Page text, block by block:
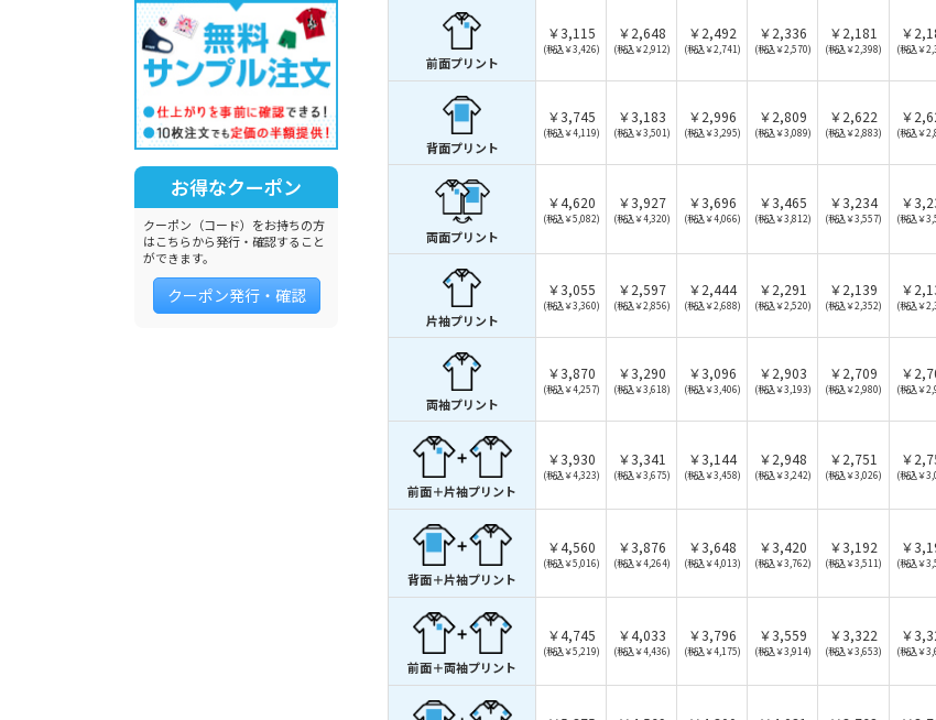
前面プリント
￥3,115
(税込￥3,426)
￥2,648
(税込￥2,912)
￥2,492
(税込￥2,741)
￥2,336
(税込￥2,570)
￥2,181
(税込￥2,398)
￥
(税込￥
背面プリント
￥3,745
(税込￥4,119)
￥3,183
(税込￥3,501)
￥2,996
(税込￥3,295)
￥2,809
(税込￥3,089)
￥2,622
(税込￥2,883)
￥
(税込￥
両面プリント
￥4,620
(税込￥5,082)
￥3,927
(税込￥4,320)
￥3,696
(税込￥4,066)
￥3,465
(税込￥3,812)
￥3,234
(税込￥3,557)
￥
(税込￥
片袖プリント
￥3,055
(税込￥3,360)
￥2,597
(税込￥2,856)
￥2,444
(税込￥2,688)
￥2,291
(税込￥2,520)
￥2,139
(税込￥2,352)
￥
(税込￥
両袖プリント
￥3,870
(税込￥4,257)
￥3,290
(税込￥3,618)
￥3,096
(税込￥3,406)
￥2,903
(税込￥3,193)
￥2,709
(税込￥2,980)
￥
(税込￥
前面＋片袖プリント
￥3,930
(税込￥4,323)
￥3,341
(税込￥3,675)
￥3,144
(税込￥3,458)
￥2,948
(税込￥3,242)
￥2,751
(税込￥3,026)
￥
(税込￥
背面＋片袖プリント
￥4,560
(税込￥5,016)
￥3,876
(税込￥4,264)
￥3,648
(税込￥4,013)
￥3,420
(税込￥3,762)
￥3,192
(税込￥3,511)
￥
(税込￥
前面＋両袖プリント
￥4,745
(税込￥5,219)
￥4,033
(税込￥4,436)
￥3,796
(税込￥4,175)
￥3,559
(税込￥3,914)
￥3,322
(税込￥3,653)
￥
(税込￥
お得なクーポン
クーポン（コード）をお持ちの方
はこちらから発行・確認すること
ができます。
クーポン発行・確認